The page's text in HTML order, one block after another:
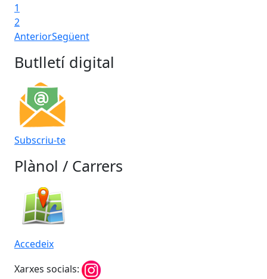
1
2
AnteriorSegüent
Butlletí digital
Subscriu-te
Plànol / Carrers
Accedeix
Xarxes socials: